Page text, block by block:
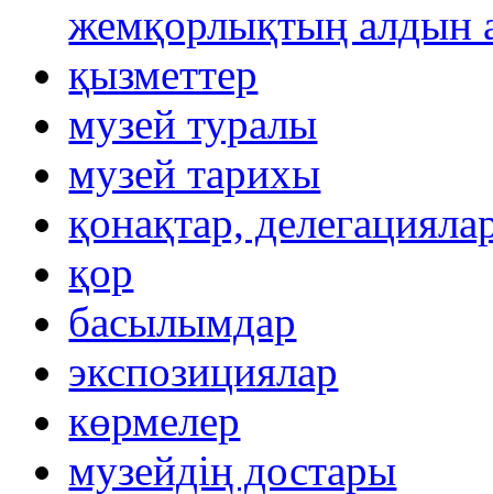
жемқорлықтың алдын
қызметтер
музей туралы
музей тарихы
қонақтар,
қор
басылымдар
экспозициялар
көрмелер
музейдің достары